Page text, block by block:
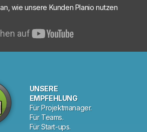
wie unsere Kunden Planio nutzen
UNSERE
EMPFEHLUNG
Für Projektmanager.
Für Teams.
Für Start-ups.